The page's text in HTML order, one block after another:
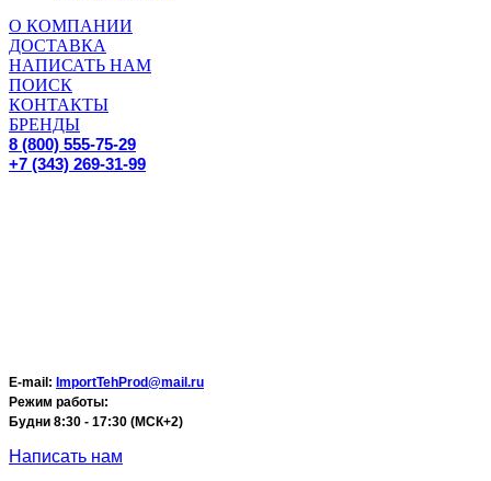
О КОМПАНИИ
ДОСТАВКА
НАПИСАТЬ НАМ
ПОИСК
КОНТАКТЫ
БРЕНДЫ
8 (800) 555-75-29
+7 (343) 269-31-99
E-mail: ImportTehProd@mail.ru
Режим работы:
Будни 8:30 - 17:30 (МСК+2)
Написать нам